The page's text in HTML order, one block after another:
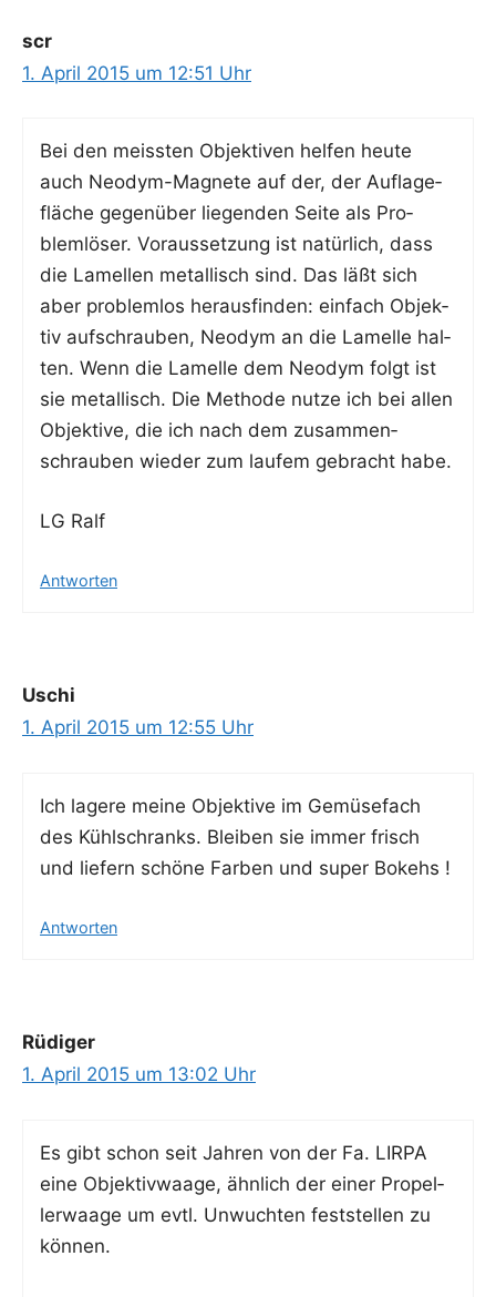
scr
1. April 2015 um 12:51 Uhr
Bei den meiss­ten Objek­ti­ven hel­fen heu­te
auch Neo­dym-Magne­te auf der, der Auf­la­ge­
flä­che gegen­über lie­gen­den Sei­te als Pro­
blem­lö­ser. Vor­aus­set­zung ist natür­lich, dass
die Lamel­len metal­lisch sind. Das läßt sich
aber pro­blem­los her­aus­fin­den: ein­fach Objek­
tiv auf­schrau­ben, Neo­dym an die Lamel­le hal­
ten. Wenn die Lamel­le dem Neo­dym folgt ist
sie metal­lisch. Die Metho­de nut­ze ich bei allen
Objek­ti­ve, die ich nach dem zusam­men­
schrau­ben wie­der zum lauf­em gebracht habe.
LG Ralf
Antworten
Uschi
1. April 2015 um 12:55 Uhr
Ich lage­re mei­ne Objek­ti­ve im Gemü­se­fach
des Kühl­schranks. Blei­ben sie immer frisch
und lie­fern schö­ne Far­ben und super Bokehs !
Antworten
Rüdiger
1. April 2015 um 13:02 Uhr
Es gibt schon seit Jah­ren von der Fa. LIRPA
eine Objek­tiv­waa­ge, ähn­lich der einer Pro­pel­
ler­waa­ge um evtl. Unwuch­ten fest­stel­len zu
können.